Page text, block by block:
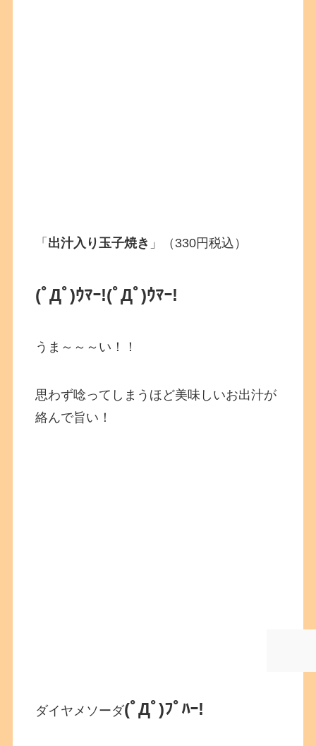
「 出汁入り玉子焼き 」（330円税込）
(ﾟДﾟ)ｳﾏｰ!(ﾟДﾟ)ｳﾏｰ!
うま～～～い！！
思わず唸ってしまうほど美味しいお出汁が
絡んで旨い！
ダイヤメソーダ(ﾟДﾟ)ﾌﾟﾊｰ!